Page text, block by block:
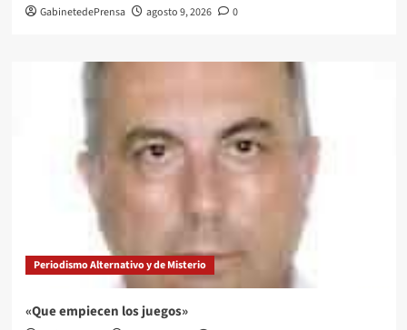
GabinetedePrensa agosto 9, 2026 0
Periodismo Alternativo y de Misterio
«Que empiecen los juegos»